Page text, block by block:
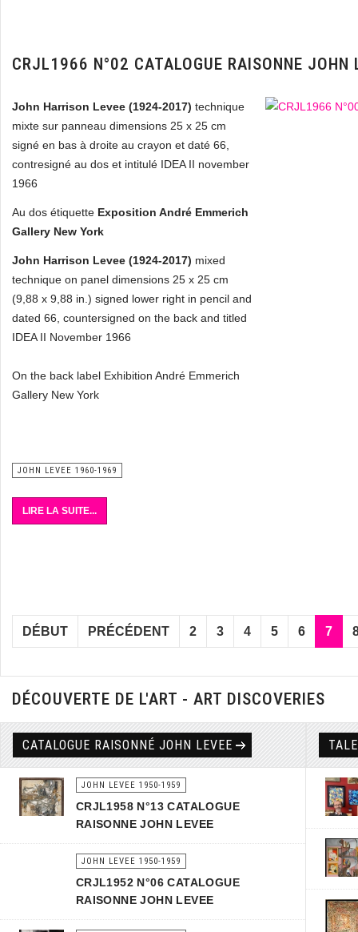
CRJL1966 N°02 CATALOGUE RAISONNE JOHN
John Harrison Levee (1924-2017) technique
mixte sur panneau dimensions 25 x 25 cm
signé en bas à droite au crayon et daté 66,
contresigné au dos et intitulé IDEA II november
1966
Au dos étiquette Exposition André Emmerich
Gallery New York
John Harrison Levee (1924-2017) mixed
technique on panel dimensions 25 x 25 cm
(9,88 x 9,88 in.) signed lower right in pencil and
dated 66, countersigned on the back and titled
IDEA II November 1966
On the back label Exhibition André Emmerich
Gallery New York
JOHN LEVEE 1960-1969
LIRE LA SUITE...
DÉBUT PRÉCÉDENT 2 3 4 5 6 7
DÉCOUVERTE DE L'ART - ART DISCOVERIES
CATALOGUE RAISONNÉ JOHN LEVEE
JOHN LEVEE 1950-1959
CRJL1958 N°13 CATALOGUE
RAISONNE JOHN LEVEE
JOHN LEVEE 1950-1959
CRJL1952 N°06 CATALOGUE
RAISONNE JOHN LEVEE